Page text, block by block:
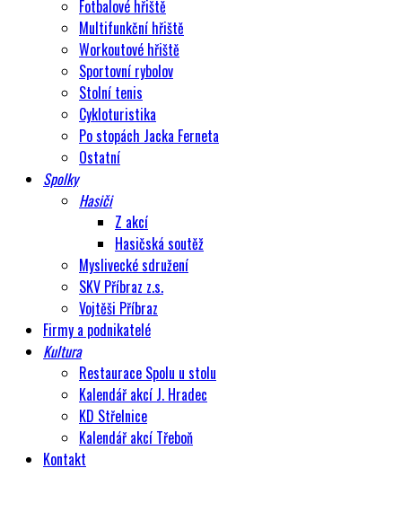
Fotbalové hřiště
Multifunkční hřiště
Workoutové hřiště
Sportovní rybolov
Stolní tenis
Cykloturistika
Po stopách Jacka Ferneta
Ostatní
Spolky
Hasiči
Z akcí
Hasičská soutěž
Myslivecké sdružení
SKV Příbraz z.s.
Vojtěši Příbraz
Firmy a podnikatelé
Kultura
Restaurace Spolu u stolu
Kalendář akcí J. Hradec
KD Střelnice
Kalendář akcí Třeboň
Kontakt